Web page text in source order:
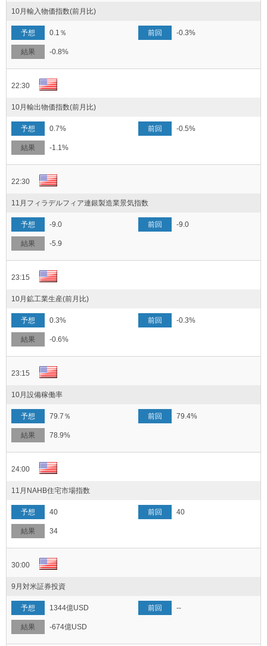
10月輸入物価指数(前月比)
0.1％ -0.3%
-0.8%
22:30
10月輸出物価指数(前月比)
0.7% -0.5%
-1.1%
22:30
11月フィラデルフィア連銀製造業景気指数
-9.0 -9.0
-5.9
23:15
10月鉱工業生産(前月比)
0.3% -0.3%
-0.6%
23:15
10月設備稼働率
79.7％ 79.4%
78.9%
24:00
11月NAHB住宅市場指数
40 40
34
30:00
9月対米証券投資
1344億USD --
-674億USD